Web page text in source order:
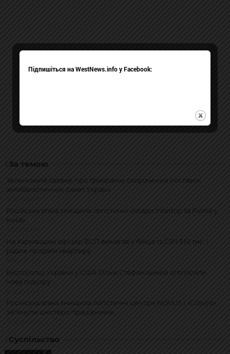
За темою
Зеленський заявив про трикратне скорочення поставок
антибалістичних ракет Україні
Російська атака знищила логістичні склади Intertop та Puma у
Києві
На Харківщині офіцер ВСП вимагав у бійця із СЗЧ $10 тис. і
радив продати квартиру
Експосолці України у США Ользі Стефанішиній оголосили
нову підозру
Російська атака знищила логістичні центри NOVUS і «Сільпо»:
загинули шестеро працівників
Суспільство
Підпишіться на WestNews.info у Facebook: